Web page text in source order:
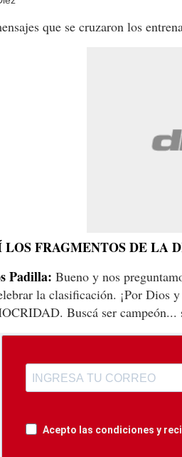
que se cruzaron los
LOS FRAGMENTOS DE LA
Padilla: Bueno y nos
la clasificación. ¡Por Dios
Buscá ser campeón...
Acepto las condiciones y